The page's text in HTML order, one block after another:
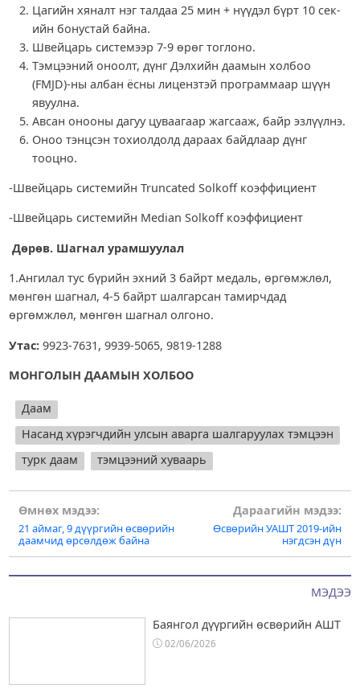
МЭДЭЭ
Баянгол дүүргийн өсвөрийн АШТ
02/06/2026
Цагийн хяналт нэг талдаа 25 мин + нүүдэл бүрт 10 сек-
ийн бонустай байна.
Швейцарь системээр 7-9 өрөг тоглоно.
Тэмцээний оноолт, дүнг Дэлхийн даамын холбоо
(FMJD)-ны албан ёсны лицензтэй программаар шүүн
явуулна.
Авсан онооны дагуу цуваагаар жагсааж, байр эзлүүлнэ.
Оноо тэнцсэн тохиолдолд дараах байдлаар дүнг
тооцно.
-Швейцарь системийн Truncated Solkoff коэффициент
-Швейцарь системийн Median Solkoff коэффициент
Дөрөв. Шагнал урамшуулал
1.Ангилал тус бүрийн эхний 3 байрт медаль, өргөмжлөл,
мөнгөн шагнал, 4-5 байрт шалгарсан тамирчдад
өргөмжлөл, мөнгөн шагнал олгоно.
Утас:9923-7631, 9939-5065, 9819-1288
МОНГОЛЫН ДААМЫН ХОЛБОО
Даам
Насанд хүрэгчдийн улсын аварга шалгаруулах тэмцээн
турк даам
тэмцээний хуваарь
Post
navigation
Өмнөх мэдээ:
21 аймаг, 9 дүүргийн өсвөрийн
даамчид өрсөлдөж байна
Дараагийн мэдээ:
Өсвөрийн УАШТ 2019-ийн
нэгдсэн дүн